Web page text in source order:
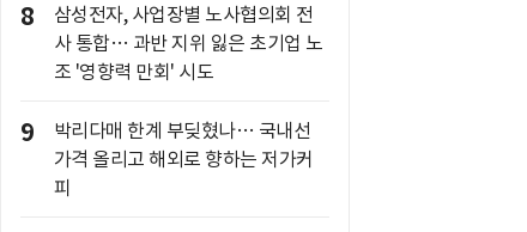
8
삼성전자, 사업장별 노사협의회 전
사 통합… 과반 지위 잃은 초기업 노
조 '영향력 만회' 시도
9
박리다매 한계 부딪혔나… 국내선
가격 올리고 해외로 향하는 저가커
피